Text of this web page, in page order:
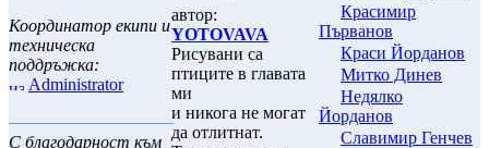
Координатор екипи и
техническа
поддръжка:
Administrator
С благодарност към
автор:
YOTOVAVA
Рисувани са
птиците в главата
ми
и никога не могат
да отлитнат.
Красимир
Първанов
Краси Йорданов
Митко Динев
Нeдялко
Йорданов
Славимир Генчев